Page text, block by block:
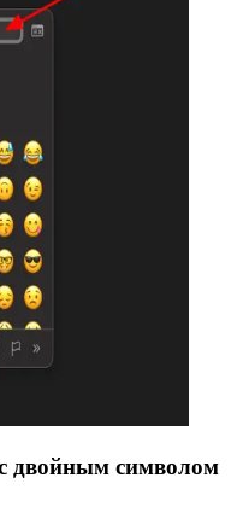
двойным символом